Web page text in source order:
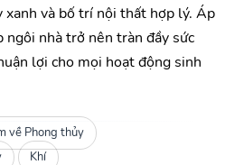
xanh và bố trí nội thất hợp lý. Áp
ngôi nhà trở nên tràn đầy sức
lợi cho mọi hoạt động sinh
về Phong thủy
Khí